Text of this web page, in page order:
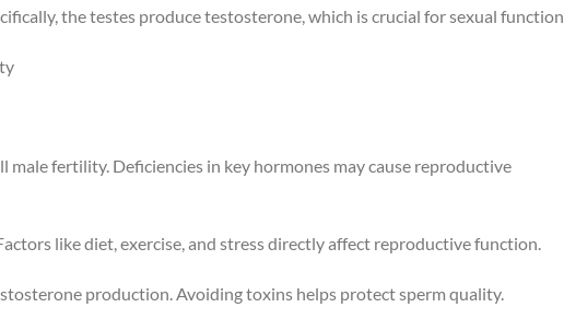
the testes produce testosterone, which is crucial for sexual function.
male fertility. Deficiencies in key hormones may cause reproductive
like diet, exercise, and stress directly affect reproductive function.
production. Avoiding toxins helps protect sperm quality.